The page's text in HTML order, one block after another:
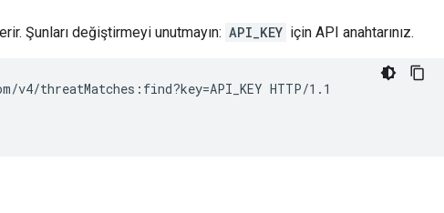
Şunları değiştirmeyi unutmayın: API_KEY için API anahtarınız.
v4/threatMatches:find?key=API_KEY HTTP/1.1